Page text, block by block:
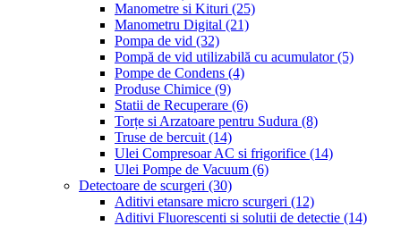
Manometre si Kituri (25)
Manometru Digital (21)
Pompa de vid (32)
Pompă de vid utilizabilă cu acumulator(5)
Pompe de Condens (4)
Produse Chimice (9)
Statii de Recuperare (6)
Torțe si Arzatoare pentru Sudura (8)
Truse de bercuit (14)
Ulei Compresoar AC si frigorifice (14)
Ulei Pompe de Vacuum (6)
Detectoare de scurgeri (30)
Aditivi etansare micro scurgeri (12)
Aditivi Fluorescenti si solutii de detectie (14)